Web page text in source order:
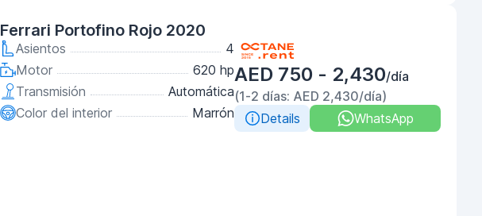
Ferrari Portofino Rojo 2020
Asientos
4
Motor
620 hp
Transmisión
Automática
Color del interior
Marrón
AED 750 - 2,430/día
(1-2 días: AED 2,430/día)
Details
WhatsApp